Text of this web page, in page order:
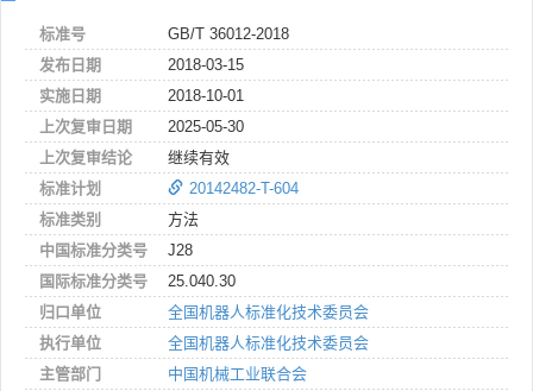
标准号
GB/T 36012-2018
发布日期
2018-03-15
实施日期
2018-10-01
上次复审日期
2025-05-30
上次复审结论
继续有效
标准计划
20142482-T-604
标准类别
方法
中国标准分类号
J28
国际标准分类号
25.040.30
归口单位
全国机器人标准化技术委员会
执行单位
全国机器人标准化技术委员会
主管部门
中国机械工业联合会